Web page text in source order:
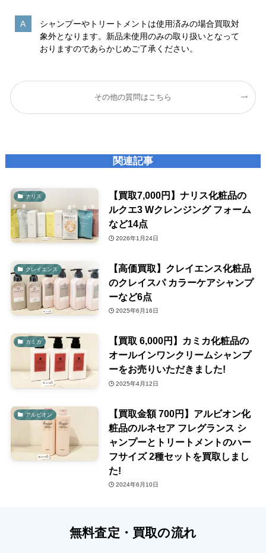
シャンプーやトリートメントは使用済みの場合買取対
象外となります。新品未使用のみの取り扱いとなって
おりますのであらかじめご了承ください。
その他の質問はこちら
関連記事
ナリス
【買取7,000円】ナリス化粧品の
ルクエ3 Wクレンジング フォーム
など14点
2026年1月24日
クレイエンス
【高価買取】クレイエンス化粧品
のクレイスパ カラーケアシャンプ
ーなど6点
2025年6月16日
カミカ
【買取 6,000円】カミカ化粧品の
オールインワンクリームシャンプ
ーをお売りいただきました!
2025年4月12日
アルビオン
【買取金額 700円】アルビオン化
粧品のルネセア フレグランス シ
ャンプーとトリートメントのハー
フサイズ 2種セットを買取しまし
た!
2024年6月10日
無料査定・買取の流れ